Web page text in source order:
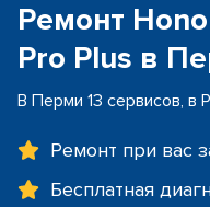
Ремонт
Pro Plus в
В Перми 13 сервисов, в
Ремонт при вас
Бесплатная